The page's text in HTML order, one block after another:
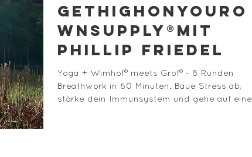
GetHighOnYourO
wnSupply®mit
Phillip Friedel
Yoga + Wimhof® meets Grof® - 8 Runden
Breathwork in 60 Minuten. Baue Stress ab,
stärke dein Immunsystem und gehe auf eine